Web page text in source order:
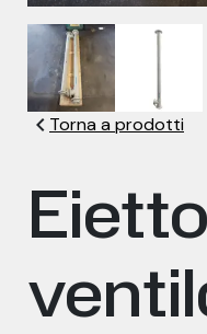
chevron_leftTorna a prodotti